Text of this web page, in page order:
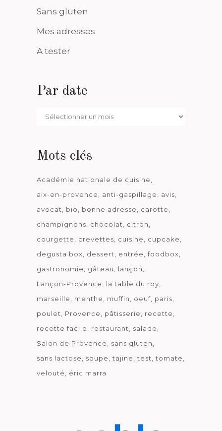
Sans gluten
Mes adresses
A tester
Par date
Par
Mots clés
Académie nationale de cuisine
aix-en-provence
anti-gaspillage
avis
avocat
bio bonne adresse
carotte
champignons
chocolat
citron
courgette
crevettes cuisine
cupcake
degusta box
dessert entrée
foodbox
gastronomie
gâteau
lançon
Lançon-Provence
la table du roy
marseille
menthe muffin oeuf paris
poulet
Provence pâtisserie
recette
recette facile
restaurant
salade
Salon de Provence
sans gluten
sans lactose
soupe tajine test
tomate
velouté
éric marra